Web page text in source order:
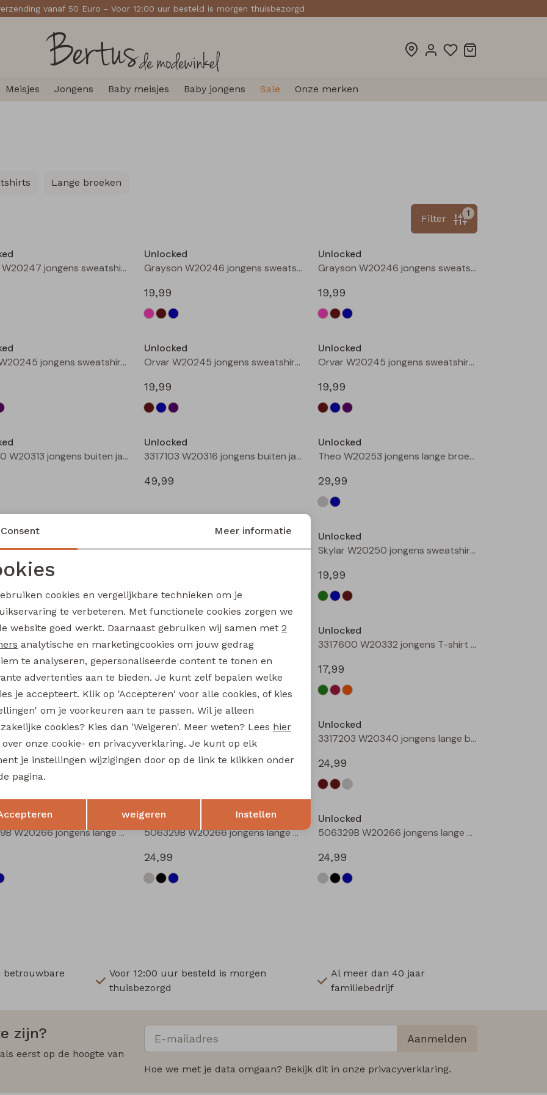
vanaf 50 Euro - Voor 12:00 uur besteld is morgen thuisbezorgd
Meisjes Jongens Baby meisjes Baby jongens Sale Onze merken
Lange broeken
1
Filter
Fabion W20247 jongens sweatshirt Marine
Unlocked
Grayson W20246 jongens sweatshirt Mauve
19,99
Unlocked
Grayson W20246 jongens sweatshirt Bruin donker
19,99
Orvar W20245 jongens sweatshirt Bruin donker
Unlocked
Orvar W20245 jongens sweatshirt Petrol
19,99
Unlocked
Orvar W20245 jongens sweatshirt Aubergine
19,99
3317100 W20313 jongens buiten jack Taupe
Unlocked
3317103 W20316 jongens buiten jack Camel
49,99
Unlocked
Theo W20253 jongens lange broek Denim grey
29,99
3317101 W20314 jongens buiten jack Bruin
3317101 W20314 jongens buiten jack Bottle
Unlocked
Skylar W20250 jongens sweatshirt Groen licht
19,99
Skylar W20250 jongens sweatshirt Bruin
Unlocked
Unlocked
3317600 W20332 jongens T-shirt lm Wijnrood
17,99
Unlocked
24,99
Unlocked
3317203 W20340 jongens lange broek Camel
24,99
506329B W20266 jongens lange broek Denim grey
Unlocked
506329B W20266 jongens lange broek Denim black
24,99
Unlocked
506329B W20266 jongens lange broek Denim darkwashed
24,99
betrouwbare
Voor 12:00 uur besteld is morgen
thuisbezorgd
Al meer dan 40 jaar
familiebedrijf
zijn?
eerst op de hoogte van
Aanmelden
Hoe we met je data omgaan? Bekijk dit in onze privacyverklaring.
cookies
cookies Marketing cookies
Terug Opslaan
Consent Meer informatie
cookies en vergelijkbare technieken om je
te verbeteren. Met functionele cookies zorgen we
website goed werkt. Daarnaast gebruiken wij samen met 2
analytische en marketingcookies om jouw gedrag
te analyseren, gepersonaliseerde content te tonen en
advertenties aan te bieden. Je kunt zelf bepalen welke
je accepteert. Klik op 'Accepteren' voor alle cookies, of kies
om je voorkeuren aan te passen. Wil je alleen
cookies? Kies dan 'Weigeren'. Meer weten? Lees hier
over onze cookie- en privacyverklaring. Je kunt op elk
je instellingen wijzigingen door op de link te klikken onder
pagina.
weigeren Instellen